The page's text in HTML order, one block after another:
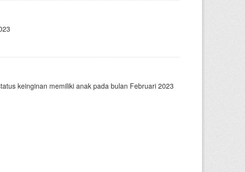
keinginan memiliki anak pada bulan Februari 2023